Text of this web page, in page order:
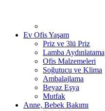
Ev Ofis Yaşam
Priz ve 3lü Priz
Lamba Aydınlatama
Ofis Malzemeleri
Soğutucu ve Klima
Ambalajlama
Beyaz Eşya
Mutfak
Anne, Bebek Bakımı